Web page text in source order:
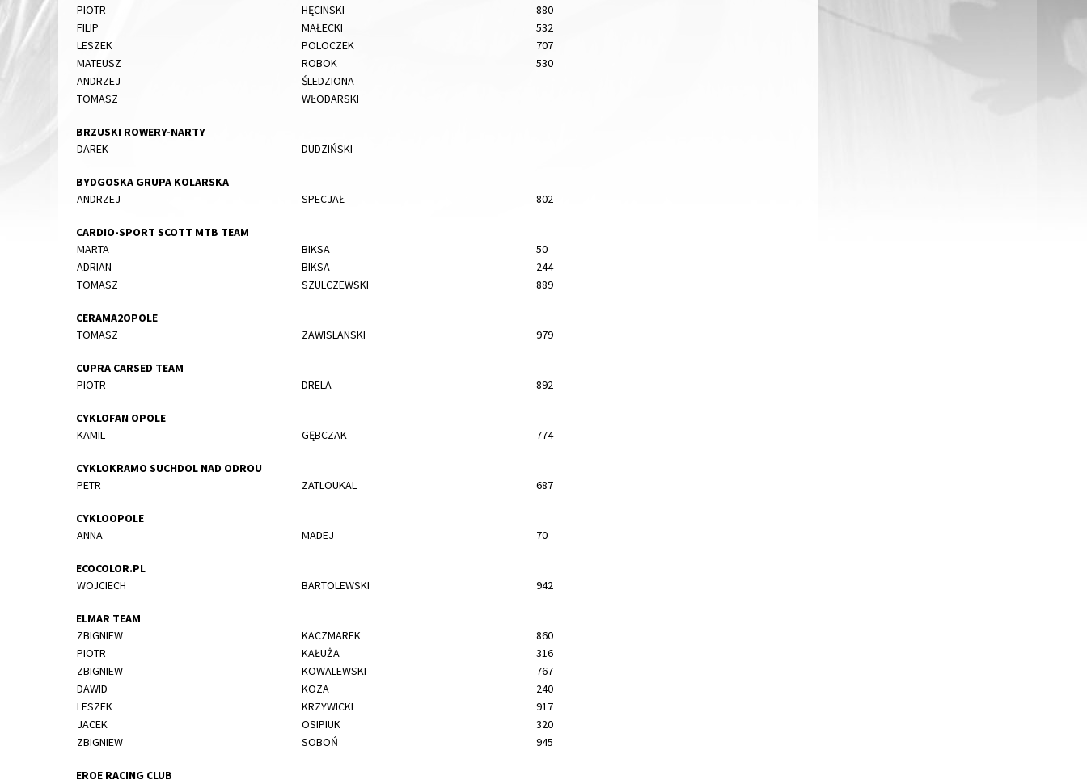
PIOTR
HĘCINSKI
880
FILIP
MAŁECKI
532
LESZEK
POLOCZEK
707
MATEUSZ
ROBOK
530
ANDRZEJ
ŚLEDZIONA
TOMASZ
WŁODARSKI
BRZUSKI ROWERY-NARTY
DAREK
DUDZIŃSKI
BYDGOSKA GRUPA KOLARSKA
ANDRZEJ
SPECJAŁ 802
CARDIO-SPORT SCOTT MTB TEAM
MARTA
BIKSA
50
ADRIAN
BIKSA
244
TOMASZ
SZULCZEWSKI 889
CERAMA2OPOLE
TOMASZ
ZAWISLANSKI 979
CUPRA CARSED TEAM
PIOTR
DRELA 892
CYKLOFAN OPOLE
KAMIL
GĘBCZAK 774
CYKLOKRAMO SUCHDOL NAD ODROU
PETR
ZATLOUKAL 687
CYKLOOPOLE
ANNA
MADEJ 70
ECOCOLOR.PL
WOJCIECH
BARTOLEWSKI 942
ELMAR TEAM
ZBIGNIEW
KACZMAREK
860
PIOTR
KAŁUŻA
316
ZBIGNIEW
KOWALEWSKI
767
DAWID
KOZA
240
LESZEK
KRZYWICKI
917
JACEK
OSIPIUK
320
ZBIGNIEW
SOBOŃ 945
EROE RACING CLUB